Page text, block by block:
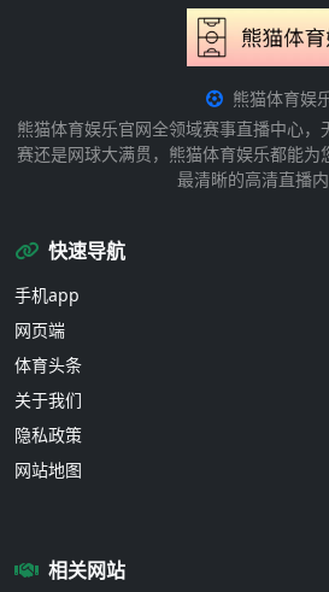
熊猫体育娱
熊猫体育娱乐官网全领域赛事直播中心
赛还是网球大满贯，熊猫体育娱乐都能为
最清晰的高清直播内
快速导航
手机app
网页端
体育头条
关于我们
隐私政策
网站地图
相关网站